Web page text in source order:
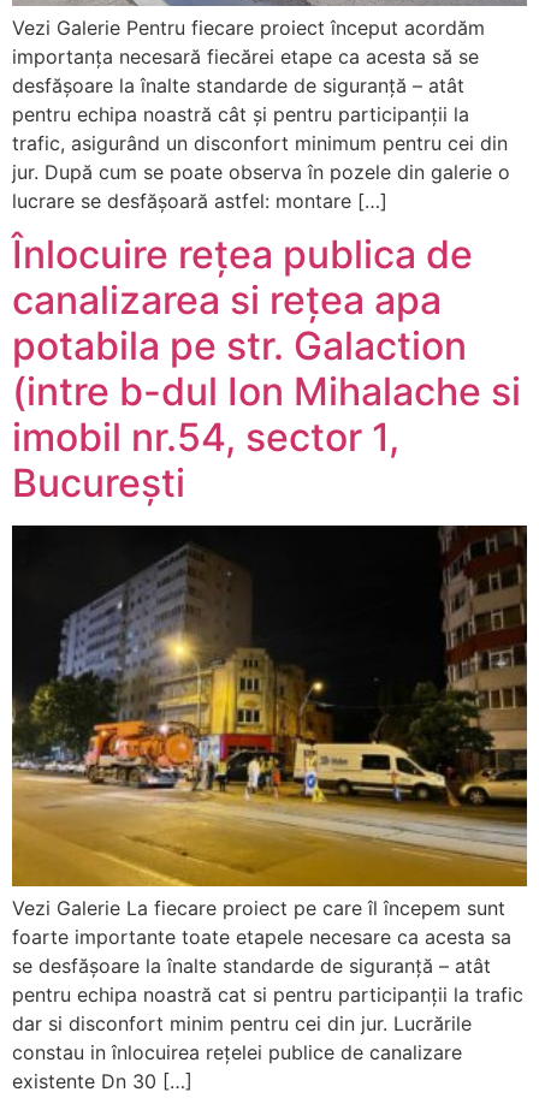
Vezi Galerie Pentru fiecare proiect început acordăm
importanța necesară fiecărei etape ca acesta să se
desfășoare la înalte standarde de siguranță – atât
pentru echipa noastră cât și pentru participanții la
trafic, asigurând un disconfort minimum pentru cei din
jur. După cum se poate observa în pozele din galerie o
lucrare se desfășoară astfel: montare […]
Înlocuire rețea publica de
canalizarea si rețea apa
potabila pe str. Galaction
(intre b-dul Ion Mihalache si
imobil nr.54, sector 1,
București
Vezi Galerie La fiecare proiect pe care îl începem sunt
foarte importante toate etapele necesare ca acesta sa
se desfășoare la înalte standarde de siguranță – atât
pentru echipa noastră cat si pentru participanții la trafic
dar si disconfort minim pentru cei din jur. Lucrările
constau in înlocuirea rețelei publice de canalizare
existente Dn 30 […]